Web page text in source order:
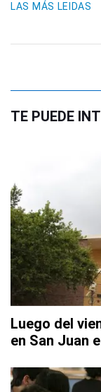
LAS MÁS LEIDAS
TE PUEDE
Luego del
en San Juan